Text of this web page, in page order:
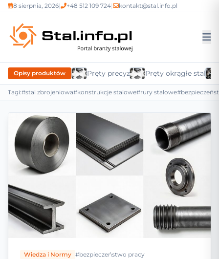
8 sierpnia, 2026| +48 512 109 724| kontakt@stal.info.pl
Opisy produktów Pręty precyzyjnePręty okrągłe
Tagi:#stal zbrojeniowa#konstrukcje stalowe#rury stalowe
Wiedza i Normy #bezpieczeństwo pracy